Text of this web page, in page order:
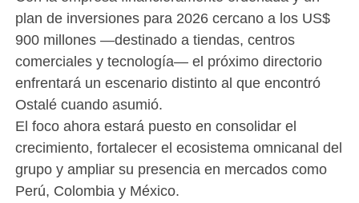
plan de inversiones para 2026 cercano a los US$
900 millones —destinado a tiendas, centros
comerciales y tecnología— el próximo directorio
enfrentará un escenario distinto al que encontró
Ostalé cuando asumió.
El foco ahora estará puesto en consolidar el
crecimiento, fortalecer el ecosistema omnicanal del
grupo y ampliar su presencia en mercados como
Perú, Colombia y México.